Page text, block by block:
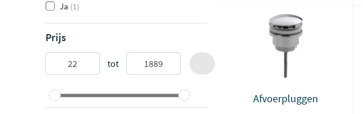
Ja (1)
Prijs
tot
Afvoerpluggen